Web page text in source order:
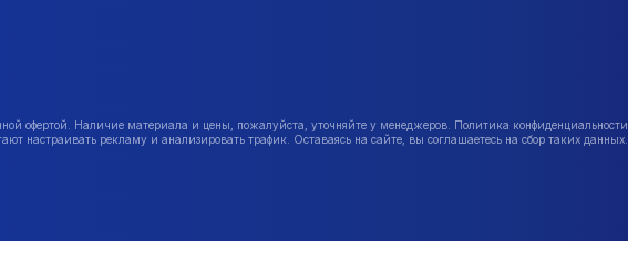
Наличие материала и цены, пожалуйста, уточняйте у менеджеров. Политика конфиденциальности
настраивать рекламу и анализировать трафик. Оставаясь на сайте, вы соглашаетесь на сбор таких данных.